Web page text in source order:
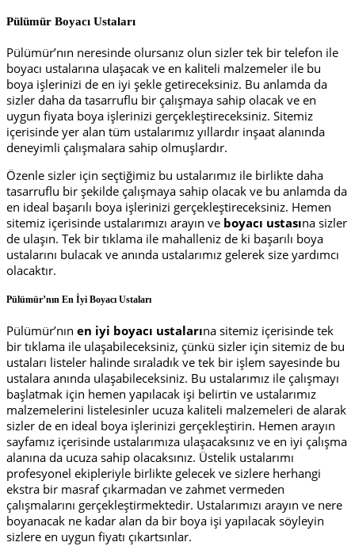
Pülümür Boyacı Ustaları
Pülümür’nın neresinde olursanız olun sizler tek bir telefon ile
boyacı ustalarına ulaşacak ve en kaliteli malzemeler ile bu
boya işlerinizi de en iyi şekle getireceksiniz. Bu anlamda da
sizler daha da tasarruflu bir çalışmaya sahip olacak ve en
uygun fiyata boya işlerinizi gerçekleştireceksiniz. Sitemiz
içerisinde yer alan tüm ustalarımız yıllardır inşaat alanında
deneyimli çalışmalara sahip olmuşlardır.
Özenle sizler için seçtiğimiz bu ustalarımız ile birlikte daha
tasarruflu bir şekilde çalışmaya sahip olacak ve bu anlamda da
en ideal başarılı boya işlerinizi gerçekleştireceksiniz. Hemen
sitemiz içerisinde ustalarımızı arayın ve boyacı ustasına sizler
de ulaşın. Tek bir tıklama ile mahalleniz de ki başarılı boya
ustalarını bulacak ve anında ustalarımız gelerek size yardımcı
olacaktır.
Pülümür’nın En İyi Boyacı Ustaları
Pülümür’nın en iyi boyacı ustalarına sitemiz içerisinde tek
bir tıklama ile ulaşabileceksiniz, çünkü sizler için sitemiz de bu
ustaları listeler halinde sıraladık ve tek bir işlem sayesinde bu
ustalara anında ulaşabileceksiniz. Bu ustalarımız ile çalışmayı
başlatmak için hemen yapılacak işi belirtin ve ustalarımız
malzemelerini listelesinler ucuza kaliteli malzemeleri de alarak
sizler de en ideal boya işlerinizi gerçekleştirin. Hemen arayın
sayfamız içerisinde ustalarımıza ulaşacaksınız ve en iyi çalışma
alanına da ucuza sahip olacaksınız. Üstelik ustalarımı
profesyonel ekipleriyle birlikte gelecek ve sizlere herhangi
ekstra bir masraf çıkarmadan ve zahmet vermeden
çalışmalarını gerçekleştirmektedir. Ustalarımızı arayın ve nere
boyanacak ne kadar alan da bir boya işi yapılacak söyleyin
sizlere en uygun fiyatı çıkartsınlar.